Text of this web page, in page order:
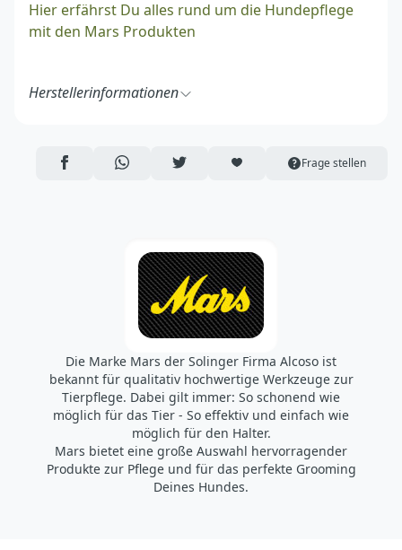
Hier erfährst Du alles rund um die Hundepflege
mit den Mars Produkten
Herstellerinformationen
08309 Eibenstock
Deutschland
AUF FACEBOOK TEILEN
ÜBER WHATSAPP TEILEN
AUF TWITTER TEILENARTIKEL AUF DIE MERKLISTE
Frage stellen
Die Marke Mars der Solinger Firma Alcoso ist
bekannt für qualitativ hochwertige Werkzeuge zur
Tierpflege. Dabei gilt immer: So schonend wie
möglich für das Tier - So effektiv und einfach wie
möglich für den Halter.
Mars bietet eine große Auswahl hervorragender
Produkte zur Pflege und für das perfekte Grooming
Deines Hundes.